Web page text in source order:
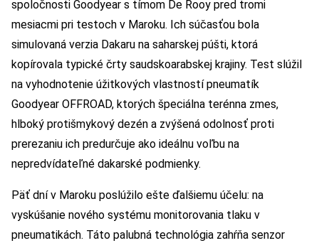
spoločnosti Goodyear s tímom De Rooy pred tromi
mesiacmi pri testoch v Maroku. Ich súčasťou bola
simulovaná verzia Dakaru na saharskej púšti, ktorá
kopírovala typické črty saudskoarabskej krajiny. Test slúžil
na vyhodnotenie úžitkových vlastností pneumatík
Goodyear OFFROAD, ktorých špeciálna terénna zmes,
hlboký protišmykový dezén a zvýšená odolnosť proti
prerezaniu ich predurčuje ako ideálnu voľbu na
nepredvídateľné dakarské podmienky.
Päť dní v Maroku poslúžilo ešte ďalšiemu účelu: na
vyskúšanie nového systému monitorovania tlaku v
pneumatikách. Táto palubná technológia zahŕňa senzor